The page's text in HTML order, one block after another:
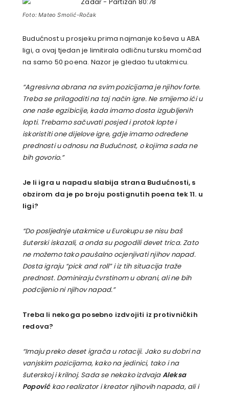
Foto: Mateo Smolić-Ročak
Budućnost u prosjeku prima najmanje koševa u ABA
ligi, a ovaj tjedan je limitirala odličnu tursku momčad
na samo 50 poena. Nazor je gledao tu utakmicu.
“Agresivna obrana na svim pozicijama je njihov forte.
Treba se prilagoditi na taj način igre. Ne smijemo ići u
one naše egzibicije, kada imamo dosta izgubljenih
lopti. Trebamo sačuvati posjed i protok lopte i
iskoristiti one dijelove igre, gdje imamo određene
prednosti u odnosu na Budućnost, o kojima sada ne
bih govorio.”
Je li igra u napadu slabija strana Budućnosti, s
obzirom da je po broju postignutih poena tek 11. u
ligi?
“Do posljednje utakmice u Eurokupu se nisu baš
šuterski iskazali, a onda su pogodili devet trica. Zato
ne možemo tako paušalno ocjenjivati njihov napad.
Dosta igraju “pick and roll” i iz tih situacija traže
prednost. Dominiraju čvrstinom u obrani, ali ne bih
podcijenio ni njihov napad.”
Treba li nekoga posebno izdvojiti iz protivničkih
redova?
“Imaju preko deset igrača u rotaciji. Jako su dobri na
vanjskim pozicijama, kako na jedinici, tako i na
šuterskoj i krilnoj. Sada se nekako izdvajaAleksa
Popovićkao realizator i kreator njihovih napada, ali i